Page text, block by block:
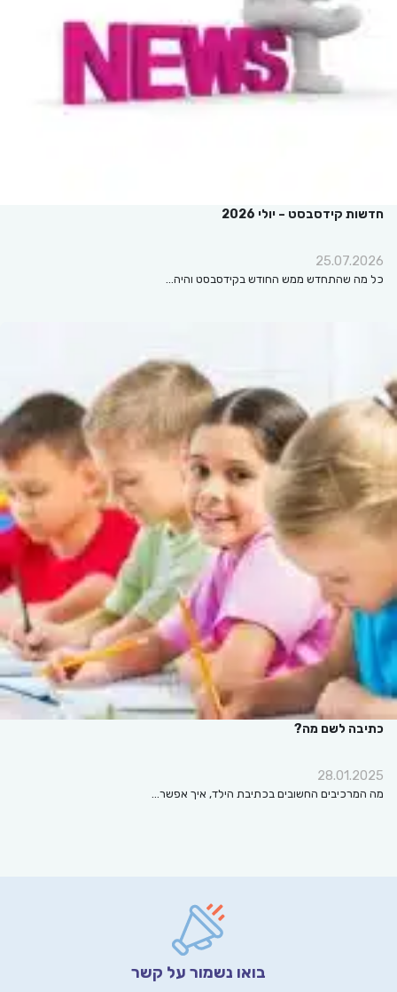
חדשות קידסבסט – יולי 2026
25.07.2026
כל מה שהתחדש ממש החודש בקידסבסט והיה…
כתיבה לשם מה?
28.01.2025
מה המרכיבים החשובים בכתיבת הילד, איך אפשר…
בואו נשמור על קשר